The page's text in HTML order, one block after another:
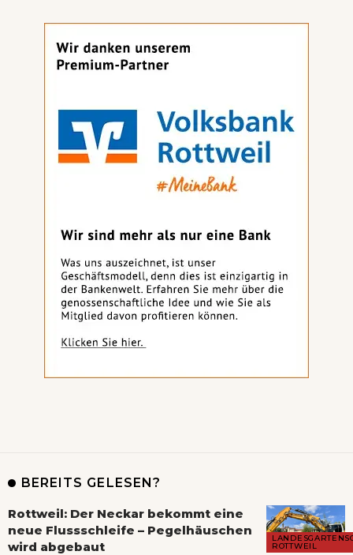
BEREITS GELESEN?
ROTTWEIL
Rottweil: Der Neckar bekommt eine
neue Flussschleife – Pegelhäuschen
wird abgebaut